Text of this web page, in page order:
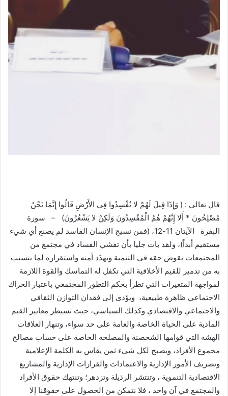
قال تعالى : ( وَإِذَا قِيلَ لَهُمْ لا تُفْسِدُوا فِي الأَرْضِ قَالُوا إِنَّمَا نَحْنُ
مُصْلِحُونَ * أَلا إِنَّهُمْ هُمُ الْمُفْسِدُونَ وَلَكِنْ لا يَشْعُرُونَ) – سورة
البقرة الآيتان 11-12، (فمن نسيج الإنسان الفاسد لم يصنع أي شيء
مستقيم أبداً)، ولقد بات جليا بأن تفشي الفساد في مجتمع من
المجتمعات يقوض حقه في التنمية ويهدّد أمنه واستقراره لما يتسبب
به من تدمير للقيم الأخلاقية التي تكفل له التماسك والقوة اللازمة
لمواجهة المتغيرات التي تطرأ بحكم التطور المجتمعي باعتبار الحراك
الاجتماعي ظاهرة طبيعية، ويؤدى إلى فقدان التوازن الثقافي
والاجتماعي والاقتصادي وكذلك السياسي، حيث تسيطر معايير القيم
المادية على الحياة الخاصة والعامة على حد سواء، وتنهار العلاقات
الهشة التي قوامها الشخصنة والمصلحة الخاصة على حساب مصالح
مجموع الأفراد، ويصبح لكل شيء ثمن يقاس به الكلمة الإعلامية
وتصريف الأمور الإدارية والاعتمادات والقرارات الإدارية والمشاريع
الاقتصادية التنموية ، وتنتشر الرذيلة وتزدهر؛ وتنتهك حقوق الأفراد
والمجتمع في آن واحد ، فلا نتمكن من الحصول على حقوقنا إلا